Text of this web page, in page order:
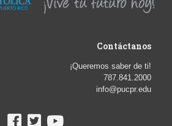
Contáctanos
¡Queremos saber de ti!
787.841.2000
info@pucpr.edu